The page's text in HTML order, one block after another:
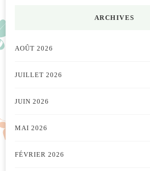
ARCHIVES
AOÛT 2026
JUILLET 2026
JUIN 2026
MAI 2026
FÉVRIER 2026